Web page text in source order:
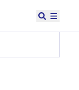
Open